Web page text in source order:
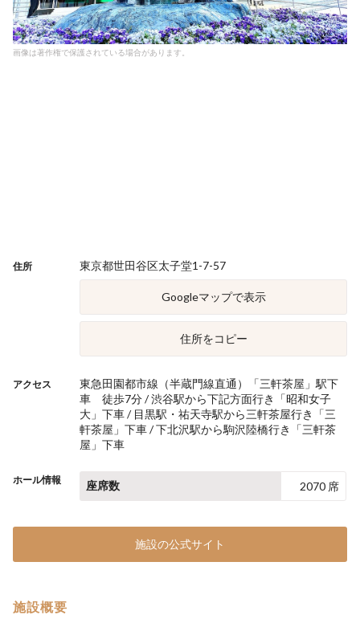
画像は著作権で保護されている場合があります。
住所 東京都世田谷区太子堂1-7-57
Googleマップで表示
住所をコピー
アクセス
東急田園都市線（半蔵門線直通）「三軒茶屋」駅下
車 徒歩7分 / 渋谷駅から下記方面行き「昭和女子
大」下車 / 目黒駅・祐天寺駅から三軒茶屋行き「三
軒茶屋」下車 / 下北沢駅から駒沢陸橋行き「三軒茶
屋」下車
ホール情報 座席数 2070 席
施設の公式サイト
施設概要